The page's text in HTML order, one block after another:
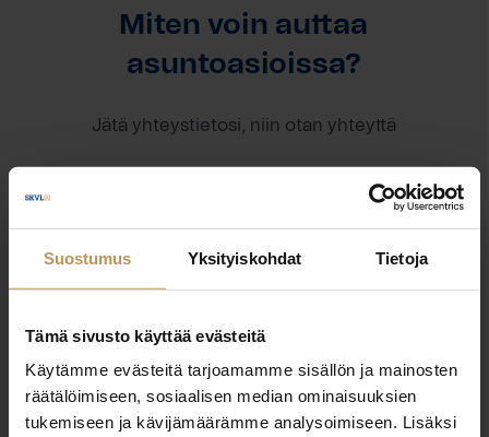
Suostumus Yksityiskohdat Tietoja
Tämä sivusto käyttää evästeitä
Käytämme evästeitä tarjoamamme sisällön ja mainosten
räätälöimiseen, sosiaalisen median ominaisuuksien
tukemiseen ja kävijämäärämme analysoimiseen. Lisäksi
Miten voin auttaa
asuntoasioissa?
Jätä yhteystietosi, niin otan yhteyttä
saana@toivolkv.fi
* " näyttää pakolliset kentät